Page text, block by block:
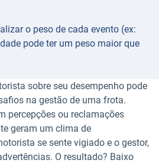
o peso de cada evento (ex:
pode ter um peso maior que
sobre seu desempenho pode
na gestão de uma frota.
percepções ou reclamações
geram um clima de
se sente vigiado e o gestor,
O resultado? Baixo